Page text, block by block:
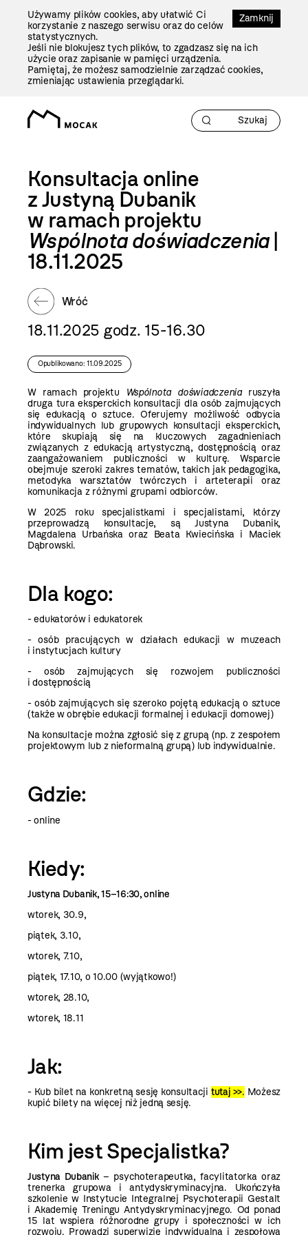
Zamknij
Używamy plików cookies, aby ułatwić Ci
korzystanie z naszego serwisu oraz do celów
statystycznych.
Jeśli nie blokujesz tych plików, to zgadzasz się na ich
użycie oraz zapisanie w pamięci urządzenia.
Pamiętaj, że możesz samodzielnie zarządzać cookies,
zmieniając ustawienia przeglądarki.
Konsultacja online
z Justyną Dubanik
w ramach projektu
Wspólnota doświadczenia|
18.11.2025
Wróć
18.11.2025 godz. 15-16.30
Opublikowano: 11.09.2025
W ramach projektu Wspólnota doświadczeniaruszyła
druga tura eksperckich konsultacji dla osób zajmujących
się edukacją o sztuce. Oferujemy możliwość odbycia
indywidualnych lub grupowych konsultacji eksperckich,
które skupiają się na kluczowych zagadnieniach
związanych z edukacją artystyczną, dostępnością oraz
zaangażowaniem publiczności w kulturę. Wsparcie
obejmuje szeroki zakres tematów, takich jak pedagogika,
metodyka warsztatów twórczych i arteterapii oraz
komunikacja z różnymi grupami odbiorców.
W 2025 roku specjalistkami i specjalistami, którzy
przeprowadzą konsultacje, są Justyna Dubanik,
Magdalena Urbańska oraz Beata Kwiecińska i Maciek
Dąbrowski.
Dla kogo:
- edukatorów i edukatorek
- osób pracujących w działach edukacji w muzeach
i instytucjach kultury
- osób zajmujących się rozwojem publiczności
i dostępnością
- osób zajmujących się szeroko pojętą edukacją o sztuce
(także w obrębie edukacji formalnej i edukacji domowej)
Na konsultacje można zgłosić się z grupą (np. z zespołem
projektowym lub z nieformalną grupą) lub indywidualnie.
Gdzie:
- online
Kiedy:
Justyna Dubanik, 15–16:30, online
wtorek, 30.9,
piątek, 3.10,
wtorek, 7.10,
piątek, 17.10, o 10.00 (wyjątkowo!)
wtorek, 28.10,
wtorek, 18.11
Jak:
- Kub bilet na konkretną sesję konsultacji tutaj >>. Możesz
kupić bilety na więcej niż jedną sesję.
Kim jest Specjalistka?
Justyna Dubanik– psychoterapeutka, facylitatorka oraz
trenerka grupowa i antydyskryminacyjna. Ukończyła
szkolenie w Instytucie Integralnej Psychoterapii Gestalt
i Akademię Treningu Antydyskryminacyjnego. Od ponad
15 lat wspiera różnorodne grupy i społeczności w ich
rozwoju. Prowadzi superwizję indywidualną i zespołową